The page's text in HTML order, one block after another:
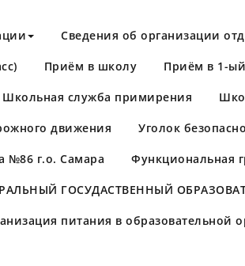
Сведения об организации
Приём в школу Приём в 1-
Школьная служба примирения
движения Уголок
№86 г.о. Самара Функциональная
ГОСУДАСТВЕННЫЙ
питания в образовательной